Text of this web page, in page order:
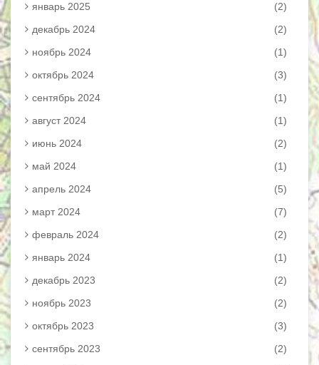
январь 2025
(2)
декабрь 2024
(2)
ноябрь 2024
(1)
октябрь 2024
(3)
сентябрь 2024
(1)
август 2024
(1)
июнь 2024
(2)
май 2024
(1)
апрель 2024
(5)
март 2024
(7)
февраль 2024
(2)
январь 2024
(1)
декабрь 2023
(2)
ноябрь 2023
(2)
октябрь 2023
(3)
сентябрь 2023
(2)